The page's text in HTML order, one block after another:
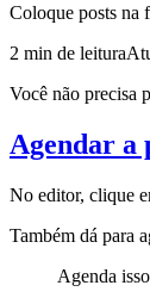
Coloque posts na
2 min de leitura
Você não precisa
Agendar a
No editor, clique
Também dá para
Agenda